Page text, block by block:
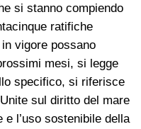
si stanno compiendo
ratifiche
vigore possano
mesi, si legge
specifico, si riferisce
sul diritto del mare
l’uso sostenibile della